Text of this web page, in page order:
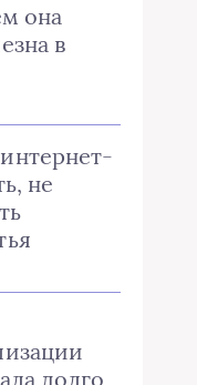
она
в
не
долго